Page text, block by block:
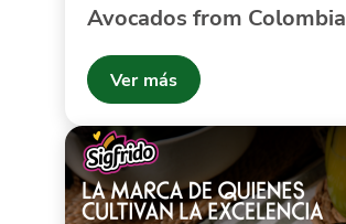
Avocados from Colombia
Ver más